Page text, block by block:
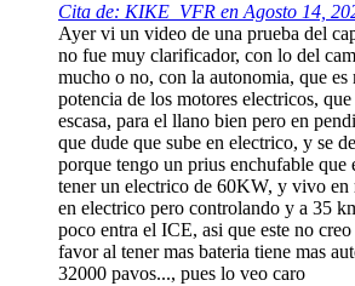
Cita de: KIKE_VFR en Agosto 14,
Ayer vi un video de una prueba del
no fue muy clarificador, con lo del
mucho o no, con la autonomia, que
potencia de los motores electricos, que
escasa, para el llano bien pero en
que dude que sube en electrico, y se
porque tengo un prius enchufable que
tener un electrico de 60KW, y vivo en
en electrico pero controlando y a 35
poco entra el ICE, asi que este no
favor al tener mas bateria tiene mas
32000 pavos..., pues lo veo caro